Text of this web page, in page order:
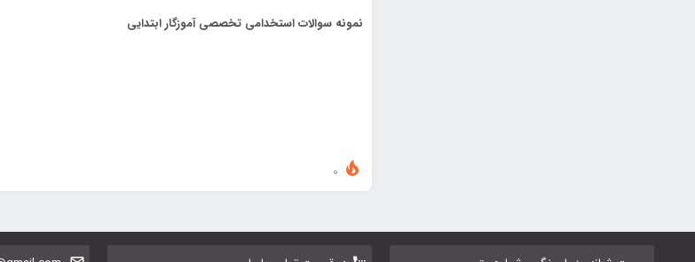
نمونه سوالات استخدامی تخصصی آموزگار ابتدایی